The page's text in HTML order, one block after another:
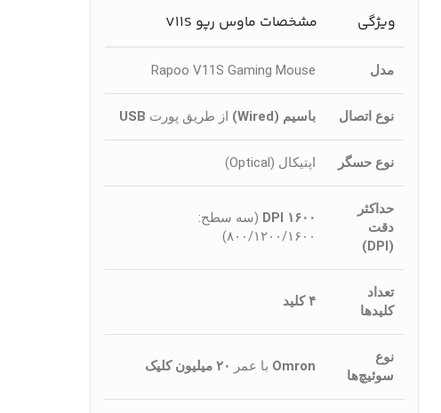
ویژگی مشخصات ماوس رپو V11S
مدل Rapoo V11S Gaming Mouse
نوع اتصال باسیم (Wired) از طریق پورت USB
نوع حسگر اپتیکال (Optical)
حداکثر
دقت
(DPI)
۱۶۰۰ DPI
(سه سطح:
۸۰۰/۱۲۰۰/۱۶۰۰)
تعداد
کلیدها
۴ کلید
نوع
سوئیچ‌ها
Omron با عمر ۲۰ میلیون کلیک